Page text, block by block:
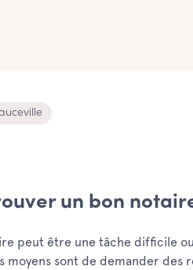
un bon
peut être une tâche difficile
moyens sont de demander des